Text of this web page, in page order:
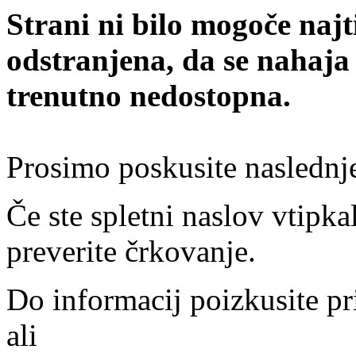
Strani ni bilo mogoče
odstranjena, da se
trenutno nedostopna.
Prosimo poskusite
Če ste spletni naslov
preverite črkovanje.
Do informacij poizkusite
ali